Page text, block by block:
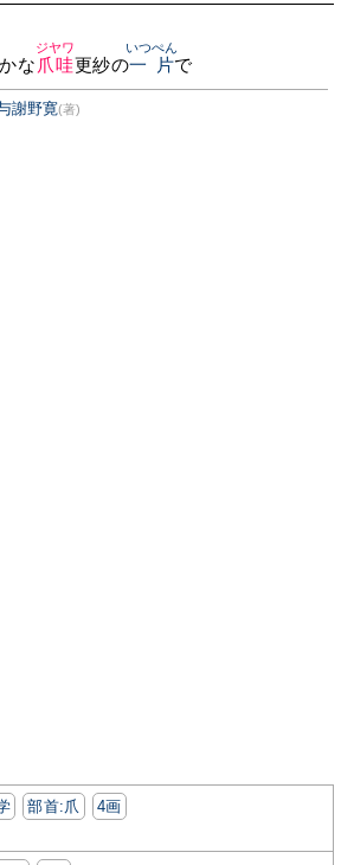
な 爪哇
ジヤワ
更紗の一片
いつぺん
で
謝野寛(著)
部首:⽖ 4画